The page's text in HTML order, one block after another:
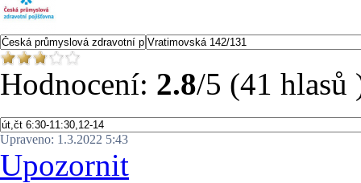
Hodnocení: 2.8/5 (41 hlasů
Upraveno: 1.3.2022 5:43
Upozornit